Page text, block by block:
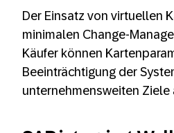
Der Einsatz von virtuellen
minimalen Change-
Käufer können
Beeinträchtigung der
unternehmensweiten Ziele